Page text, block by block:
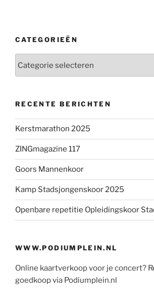
CATEGORIEËN
RECENTE BERICHTEN
Kerstmarathon 2025
ZINGmagazine 117
Goors Mannenkoor
Kamp Stadsjongenskoor 2025
Openbare repetitie Opleidingskoor
WWW.PODIUMPLEIN.NL
Online kaartverkoop voor je concert?
goedkoop via Podiumplein.nl